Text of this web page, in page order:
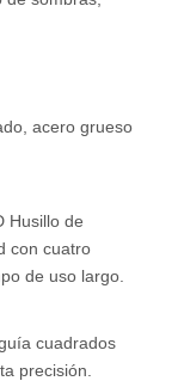
acero grueso
Husillo de
con cuatro
de uso largo.
cuadrados
precisión.